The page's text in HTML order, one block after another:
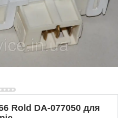
Rold DA-077050 для